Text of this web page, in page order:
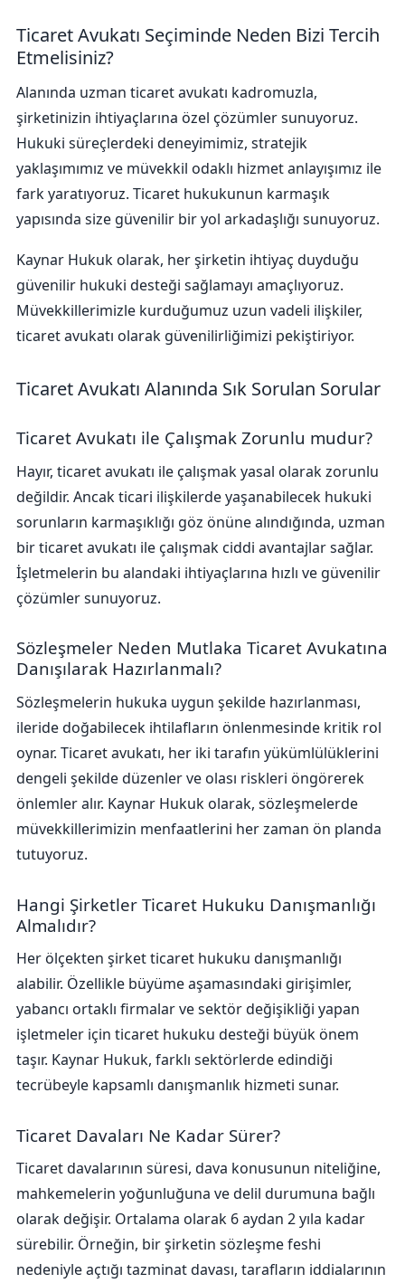
Ticaret Avukatı Seçiminde Neden Bizi Tercih
Etmelisiniz?
Alanında uzman ticaret avukatı kadromuzla,
şirketinizin ihtiyaçlarına özel çözümler sunuyoruz.
Hukuki süreçlerdeki deneyimimiz, stratejik
yaklaşımımız ve müvekkil odaklı hizmet anlayışımız ile
fark yaratıyoruz. Ticaret hukukunun karmaşık
yapısında size güvenilir bir yol arkadaşlığı sunuyoruz.
Kaynar Hukuk olarak, her şirketin ihtiyaç duyduğu
güvenilir hukuki desteği sağlamayı amaçlıyoruz.
Müvekkillerimizle kurduğumuz uzun vadeli ilişkiler,
ticaret avukatı olarak güvenilirliğimizi pekiştiriyor.
Ticaret Avukatı Alanında Sık Sorulan Sorular
Ticaret Avukatı ile Çalışmak Zorunlu mudur?
Hayır, ticaret avukatı ile çalışmak yasal olarak zorunlu
değildir. Ancak ticari ilişkilerde yaşanabilecek hukuki
sorunların karmaşıklığı göz önüne alındığında, uzman
bir ticaret avukatı ile çalışmak ciddi avantajlar sağlar.
İşletmelerin bu alandaki ihtiyaçlarına hızlı ve güvenilir
çözümler sunuyoruz.
Sözleşmeler Neden Mutlaka Ticaret Avukatına
Danışılarak Hazırlanmalı?
Sözleşmelerin hukuka uygun şekilde hazırlanması,
ileride doğabilecek ihtilafların önlenmesinde kritik rol
oynar. Ticaret avukatı, her iki tarafın yükümlülüklerini
dengeli şekilde düzenler ve olası riskleri öngörerek
önlemler alır. Kaynar Hukuk olarak, sözleşmelerde
müvekkillerimizin menfaatlerini her zaman ön planda
tutuyoruz.
Hangi Şirketler Ticaret Hukuku Danışmanlığı
Almalıdır?
Her ölçekten şirket ticaret hukuku danışmanlığı
alabilir. Özellikle büyüme aşamasındaki girişimler,
yabancı ortaklı firmalar ve sektör değişikliği yapan
işletmeler için ticaret hukuku desteği büyük önem
taşır. Kaynar Hukuk, farklı sektörlerde edindiği
tecrübeyle kapsamlı danışmanlık hizmeti sunar.
Ticaret Davaları Ne Kadar Sürer?
Ticaret davalarının süresi, dava konusunun niteliğine,
mahkemelerin yoğunluğuna ve delil durumuna bağlı
olarak değişir. Ortalama olarak 6 aydan 2 yıla kadar
sürebilir. Örneğin, bir şirketin sözleşme feshi
nedeniyle açtığı tazminat davası, tarafların iddialarının